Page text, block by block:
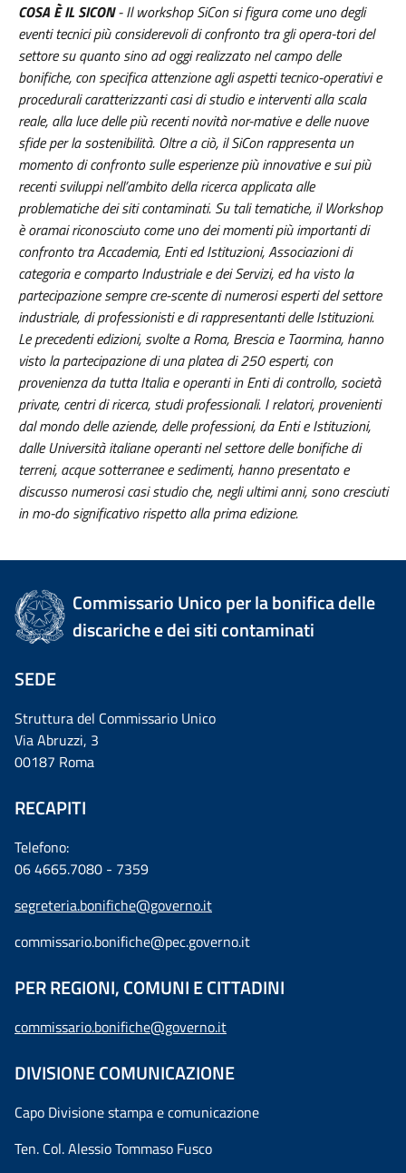
COSA È IL SICON- Il workshop SiCon si figura come uno degli
eventi tecnici più considerevoli di confronto tra gli opera-tori del
settore su quanto sino ad oggi realizzato nel campo delle
bonifiche, con specifica attenzione agli aspetti tecnico-operativi e
procedurali caratterizzanti casi di studio e interventi alla scala
reale, alla luce delle più recenti novità nor-mative e delle nuove
sfide per la sostenibilità. Oltre a ciò, il SiCon rappresenta un
momento di confronto sulle esperienze più innovative e sui più
recenti sviluppi nell’ambito della ricerca applicata alle
problematiche dei siti contaminati. Su tali tematiche, il Workshop
è oramai riconosciuto come uno dei momenti più importanti di
confronto tra Accademia, Enti ed Istituzioni, Associazioni di
categoria e comparto Industriale e dei Servizi, ed ha visto la
partecipazione sempre cre-scente di numerosi esperti del settore
industriale, di professionisti e di rappresentanti delle Istituzioni.
Le precedenti edizioni, svolte a Roma, Brescia e Taormina, hanno
visto la partecipazione di una platea di 250 esperti, con
provenienza da tutta Italia e operanti in Enti di controllo, società
private, centri di ricerca, studi professionali. I relatori, provenienti
dal mondo delle aziende, delle professioni, da Enti e Istituzioni,
dalle Università italiane operanti nel settore delle bonifiche di
terreni, acque sotterranee e sedimenti, hanno presentato e
discusso numerosi casi studio che, negli ultimi anni, sono cresciuti
in mo-do significativo rispetto alla prima edizione.
Commissario Unico per la bonifica delle
discariche e dei siti contaminati
SEDE
Struttura del Commissario Unico
Via Abruzzi, 3
00187 Roma
RECAPITI
Telefono:
06 4665.7080 - 7359
segreteria.bonifiche@governo.it
commissario.bonifiche@pec.governo.it
PER REGIONI, COMUNI E CITTADINI
commissario.bonifiche@governo.it
DIVISIONE COMUNICAZIONE
Capo Divisione stampa e comunicazione
Ten. Col. Alessio Tommaso Fusco